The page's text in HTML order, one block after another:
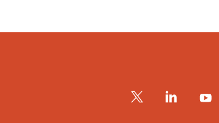
Twitter LinkedIn